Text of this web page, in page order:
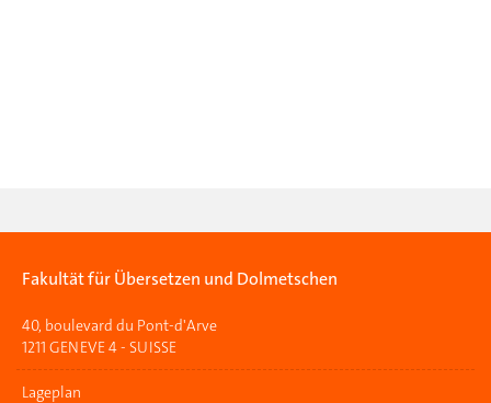
Fakultät für Übersetzen und Dolmetschen
40, boulevard du Pont-d'Arve
1211 GENEVE 4 - SUISSE
Lageplan